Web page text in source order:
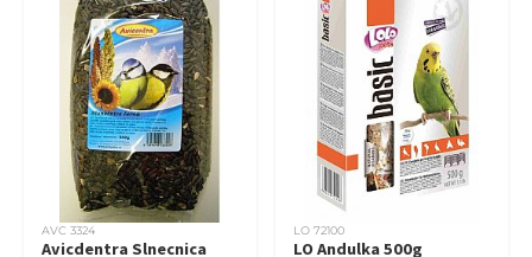
AVC 3324
Avicdentra Slnecnica
LO 72100
LO Andulka 500g